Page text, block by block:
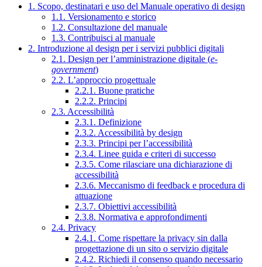
1. Scopo, destinatari e uso del Manuale operativo di design
1.1. Versionamento e storico
1.2. Consultazione del manuale
1.3. Contribuisci al manuale
2. Introduzione al design per i servizi pubblici digitali
2.1. Design per l’amministrazione digitale (e-
government)
2.2. L’approccio progettuale
2.2.1. Buone pratiche
2.2.2. Principi
2.3. Accessibilità
2.3.1. Definizione
2.3.2. Accessibilità by design
2.3.3. Principi per l’accessibilità
2.3.4. Linee guida e criteri di successo
2.3.5. Come rilasciare una dichiarazione di
accessibilità
2.3.6. Meccanismo di feedback e procedura di
attuazione
2.3.7. Obiettivi accessibilità
2.3.8. Normativa e approfondimenti
2.4. Privacy
2.4.1. Come rispettare la privacy sin dalla
progettazione di un sito o servizio digitale
2.4.2. Richiedi il consenso quando necessario